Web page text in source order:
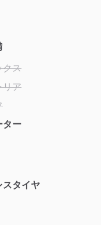
クス
リア
ター
スタイヤ